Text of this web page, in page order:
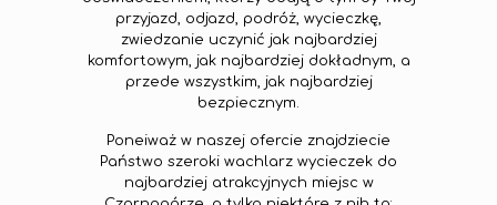
przyjazd, odjazd, podróż, wycieczkę,
zwiedzanie uczynić jak najbardziej
komfortowym, jak najbardziej dokładnym, a
przede wszystkim, jak najbardziej
bezpiecznym.
Poneiważ w naszej ofercie znajdziecie
Państwo szeroki wachlarz wycieczek do
najbardziej atrakcyjnych miejsc w